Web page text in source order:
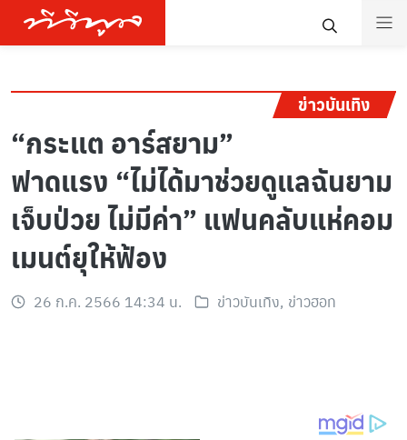
ข่าวบันเทิง
“กระแต อาร์สยาม”
ฟาดแรง “ไม่ได้มาช่วยดูแลฉันยาม
เจ็บป่วย ไม่มีค่า” แฟนคลับแห่คอม
เมนต์ยุให้ฟ้อง
26 ก.ค. 2566 14:34 น. ข่าวบันเทิง, ข่าวฮอท